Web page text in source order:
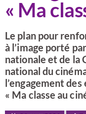
« Ma
Le plan pour
à l’image porté
nationale et de la
national du
l’engagement
« Ma classe au